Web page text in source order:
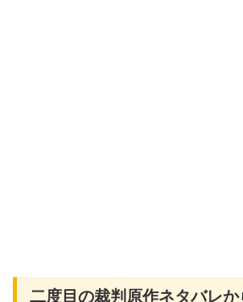
二度目の裁判原作ネタバレ